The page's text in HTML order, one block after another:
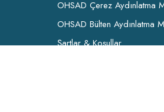
OHSAD Çerez Aydınlatma
OHSAD Bülten Aydınlatma
Şartlar & Koşullar